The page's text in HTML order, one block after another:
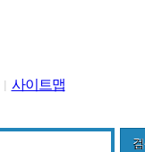
사이트맵